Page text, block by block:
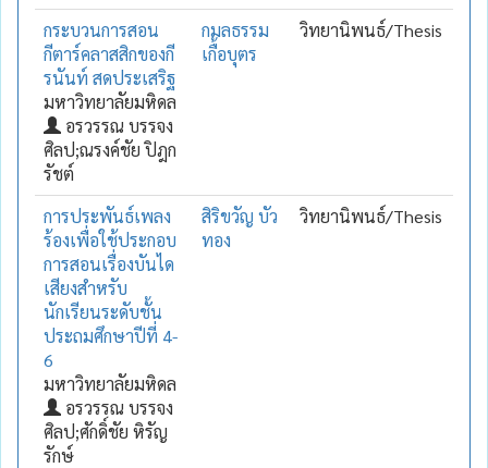
กระบวนการสอน
กีตาร์คลาสสิกของกี
รนันท์ สดประเสริฐ
มหาวิทยาลัยมหิดล
อรวรรณ บรรจง
ศิลป;ณรงค์ชัย ปิฎก
รัชต์
กมลธรรม
เกื้อบุตร
วิทยานิพนธ์/Thesis
การประพันธ์เพลง
ร้องเพื่อใช้ประกอบ
การสอนเรื่องบันได
เสียงสำหรับ
นักเรียนระดับชั้น
ประถมศึกษาปีที่ 4-
6
มหาวิทยาลัยมหิดล
อรวรรณ บรรจง
ศิลป;ศักดิ์ชัย หิรัญ
รักษ์
สิริขวัญ บัว
ทอง
วิทยานิพนธ์/Thesis